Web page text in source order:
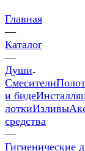
Главная
—
Каталог
—
Души
Смесители
и биде
лоткиИзливы
средства
—
Гигиенические